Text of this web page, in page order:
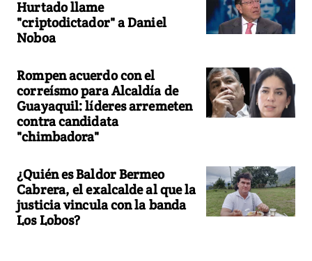
Hurtado llame
"criptodictador" a Daniel
Noboa
Rompen acuerdo con el
correísmo para Alcaldía de
Guayaquil: líderes arremeten
contra candidata
"chimbadora"
¿Quién es Baldor Bermeo
Cabrera, el exalcalde al que la
justicia vincula con la banda
Los Lobos?